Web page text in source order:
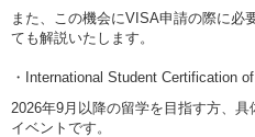
また、この機会にVISA申請の際に必
ても解説いたします。
・International Student Certification
2026年9月以降の留学を目指す方、
イベントです。